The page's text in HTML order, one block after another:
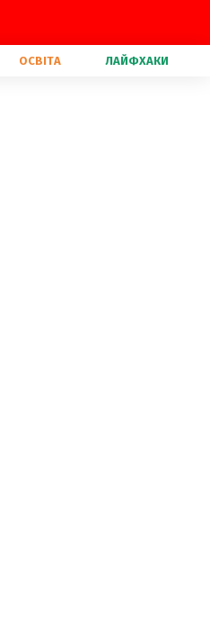
ОСВІТА ЛАЙФХАКИ